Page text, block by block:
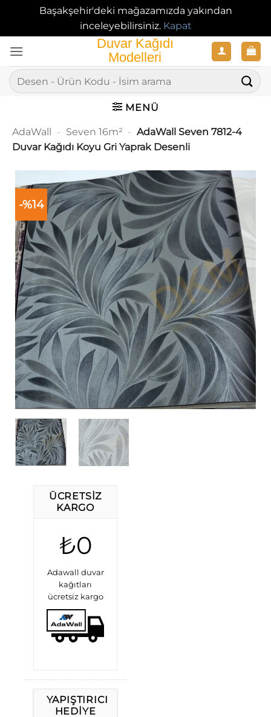
Başakşehir'deki mağazamızda yakından
inceleyebilirsiniz. Kapat
atla
Ara:
MENÜ
AdaWall - Seven 16m² - AdaWall Seven 7812-4
Duvar Kağıdı Koyu Gri Yaprak Desenli
-%14
ÜCRETSIZ
KARGO
₺0
Adawall duvar
kağıtları
ücretsiz kargo
YAPIŞTIRICI
HEDIYE